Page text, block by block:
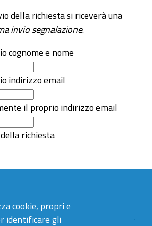
cookie, propri e
identificare gli
della richiesta si riceverà una
invio segnalazione.
cognome e nome
indirizzo email
il proprio indirizzo email
richiesta